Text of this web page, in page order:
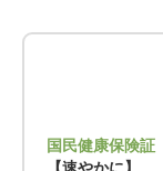
国民健康保険証